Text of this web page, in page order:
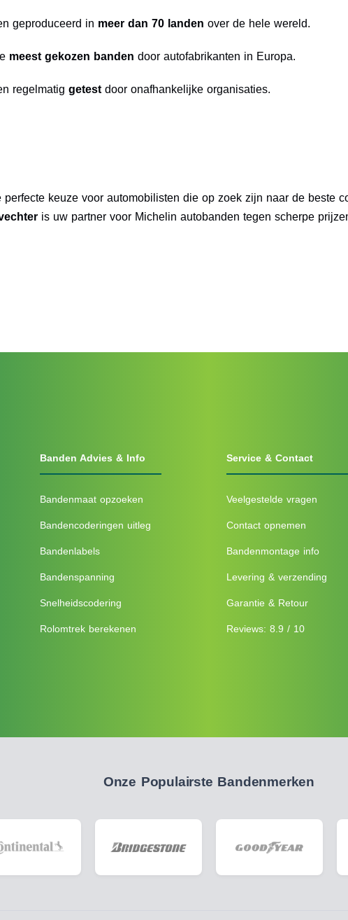
geproduceerd in meer dan 70 landen over de hele wereld.
meest gekozen banden door autofabrikanten in Europa.
regelmatig getest door onafhankelijke organisaties.
perfecte keuze voor automobilisten die op zoek zijn naar de beste
is uw partner voor Michelin autobanden tegen scherpe
Banden Advies & Info
Bandenmaat opzoeken
Bandencoderingen uitleg
Bandenlabels
Bandenspanning
Snelheidscodering
Rolomtrek berekenen
Service & Contact
Veelgestelde vragen
Contact opnemen
Bandenmontage info
Levering & verzending
Garantie & Retour
Reviews: 8.9 / 10
Onze Populairste Bandenmerken